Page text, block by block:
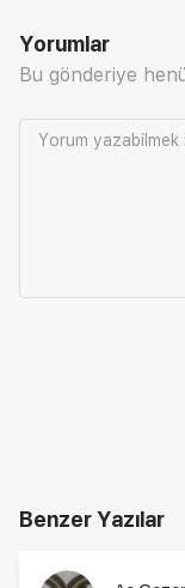
Yorumlar
Bu gönderiye
Yorum yazabilmek
Benzer Yazılar